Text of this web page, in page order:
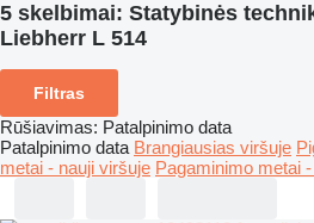
5 skelbimai: Statybinės
Liebherr L 514
Filtras
Rūšiavimas: Patalpinimo data
Patalpinimo data Brangiausias viršuje
metai - nauji viršuje Pagaminimo metai